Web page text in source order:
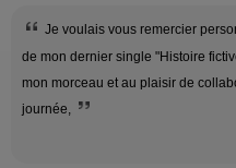
Je voulais vous remercier
de mon dernier single "Histoire
mon morceau et au plaisir de
journée,